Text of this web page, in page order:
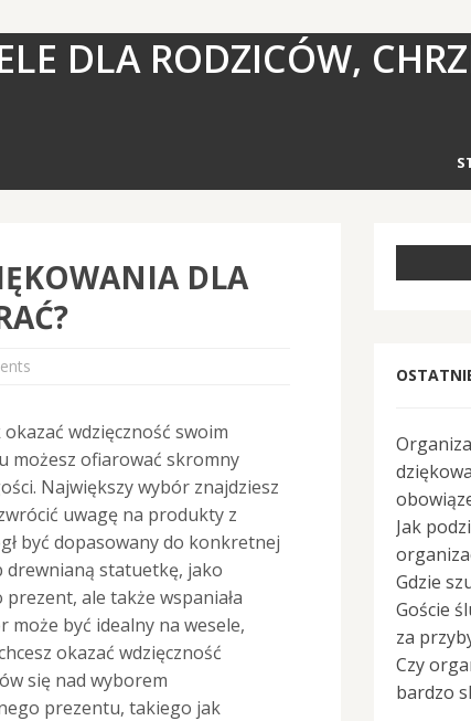
DLA RODZICÓW,
DLA
wdzięczność swoim
możesz ofiarować skromny
Największy wybór znajdziesz
uwagę na produkty z
być dopasowany do konkretnej
drewnianą statuetkę, jako
ale także wspaniała
może być idealny na wesele,
okazać wdzięczność
się nad wyborem
prezentu, takiego jak
Jak
Gdzie
Goście
za
Czy
bardzo